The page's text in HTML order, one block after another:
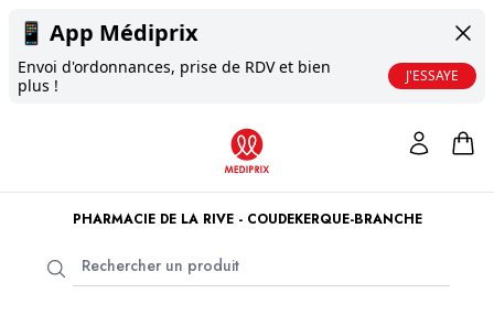
📱 App Médiprix
Envoi d'ordonnances, prise de RDV et bien
plus !
J'ESSAYE
PHARMACIE DE LA RIVE - COUDEKERQUE-BRANCHE